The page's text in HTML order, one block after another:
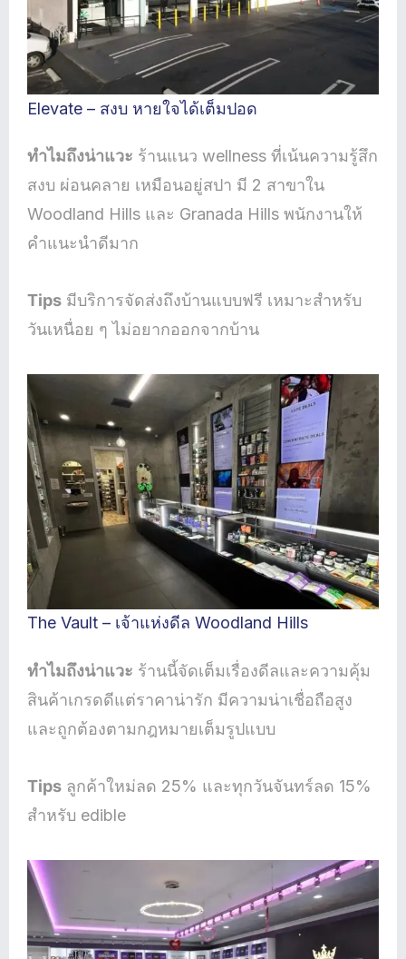
Elevate – สงบ หายใจได้เต็มปอด
ทำไมถึงน่าแวะ ร้านแนว wellness ที่เน้นความรู้สึก
สงบ ผ่อนคลาย เหมือนอยู่สปา มี 2 สาขาใน
Woodland Hills และ Granada Hills พนักงานให้
คำแนะนำดีมาก
Tips มีบริการจัดส่งถึงบ้านแบบฟรี เหมาะสำหรับ
วันเหนื่อย ๆ ไม่อยากออกจากบ้าน
The Vault – เจ้าแห่งดีล Woodland Hills
ทำไมถึงน่าแวะ ร้านนี้จัดเต็มเรื่องดีลและความคุ้ม
สินค้าเกรดดีแต่ราคาน่ารัก มีความน่าเชื่อถือสูง
และถูกต้องตามกฎหมายเต็มรูปแบบ
Tips ลูกค้าใหม่ลด 25% และทุกวันจันทร์ลด 15%
สำหรับ edible